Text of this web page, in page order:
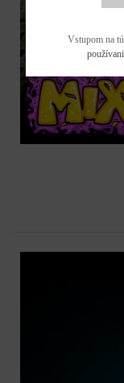
Vstupom na